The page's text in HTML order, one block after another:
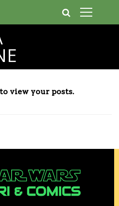
view your posts.